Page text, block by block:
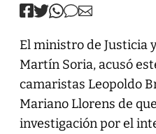
El ministro de Justicia
Martín Soria, acusó
camaristas Leopoldo
Mariano Llorens de
investigación por el